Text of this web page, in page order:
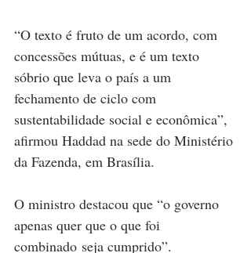
“O texto é fruto de um acordo, com
concessões mútuas, e é um texto
sóbrio que leva o país a um
fechamento de ciclo com
sustentabilidade social e econômica”,
afirmou Haddad na sede do Ministério
da Fazenda, em Brasília.
O ministro destacou que “o governo
apenas quer que o que foi
combinado seja cumprido”.